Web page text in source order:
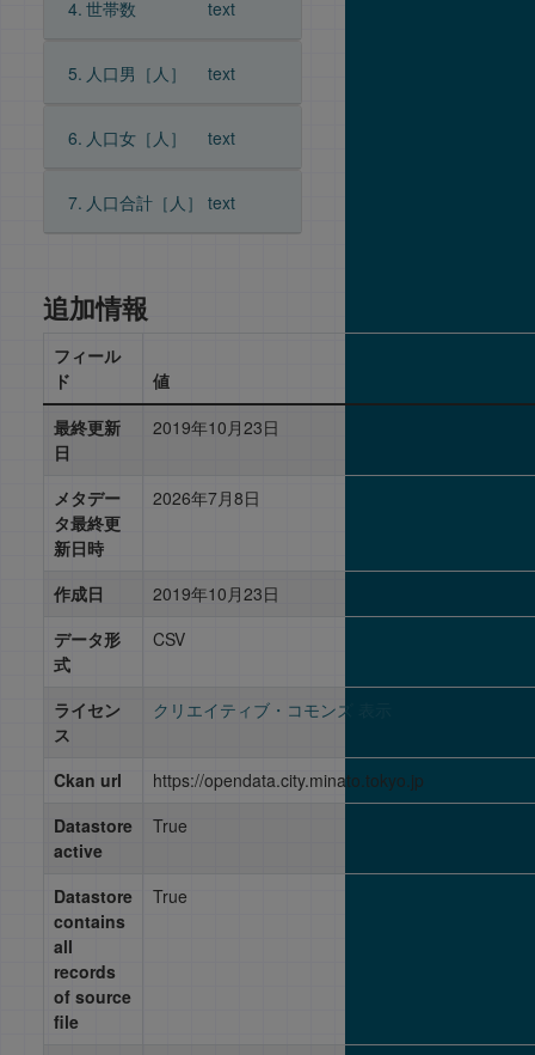
4. 世帯数 text
5. 人口男［人］ text
6. 人口女［人］ text
7. 人口合計［人］ text
追加情報
フィール
ド
値
最終更新
日
2019年10月23日
メタデー
タ最終更
新日時
2026年7月8日
作成日
2019年10月23日
データ形
式
CSV
ライセン
ス
クリエイティブ・コモンズ 表示
Ckan url
https://opendata.city.minato.tokyo.jp
Datastore
active
True
Datastore
contains
all
records
of source
file
True